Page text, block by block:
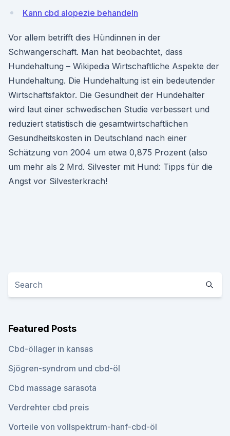
Kann cbd alopezie behandeln
Vor allem betrifft dies Hündinnen in der
Schwangerschaft. Man hat beobachtet, dass
Hundehaltung – Wikipedia Wirtschaftliche Aspekte der
Hundehaltung. Die Hundehaltung ist ein bedeutender
Wirtschaftsfaktor. Die Gesundheit der Hundehalter
wird laut einer schwedischen Studie verbessert und
reduziert statistisch die gesamtwirtschaftlichen
Gesundheitskosten in Deutschland nach einer
Schätzung von 2004 um etwa 0,875 Prozent (also
um mehr als 2 Mrd. Silvester mit Hund: Tipps für die
Angst vor Silvesterkrach!
Featured Posts
Cbd-öllager in kansas
Sjögren-syndrom und cbd-öl
Cbd massage sarasota
Verdrehter cbd preis
Vorteile von vollspektrum-hanf-cbd-öl